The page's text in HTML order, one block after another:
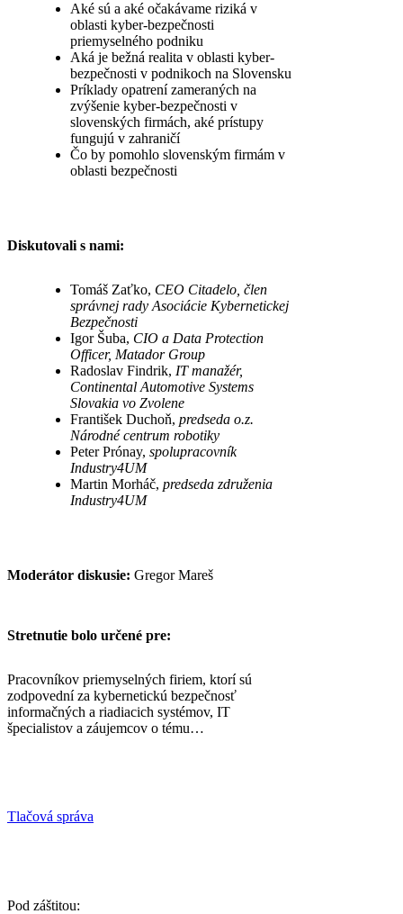
Aké sú a aké očakávame riziká v
oblasti kyber-bezpečnosti
priemyselného podniku
Aká je bežná realita v oblasti kyber-
bezpečnosti v podnikoch na Slovensku
Príklady opatrení zameraných na
zvýšenie kyber-bezpečnosti v
slovenských firmách, aké prístupy
fungujú v zahraničí
Čo by pomohlo slovenským firmám v
oblasti bezpečnosti
Diskutovali s nami:
Tomáš Zaťko, CEO Citadelo, člen
správnej rady Asociácie Kybernetickej
Bezpečnosti
Igor Šuba, CIO a Data Protection
Officer, Matador Group
Radoslav Findrik, IT manažér,
Continental Automotive Systems
Slovakia vo Zvolene
František Duchoň, predseda o.z.
Národné centrum robotiky
Peter Prónay, spolupracovník
Industry4UM
Martin Morháč, predseda združenia
Industry4UM
Moderátor diskusie: Gregor Mareš
Stretnutie bolo určené pre:
Pracovníkov priemyselných firiem, ktorí sú
zodpovední za kybernetickú bezpečnosť
informačných a riadiacich systémov, IT
špecialistov a záujemcov o tému…
Tlačová správa
Pod záštitou: